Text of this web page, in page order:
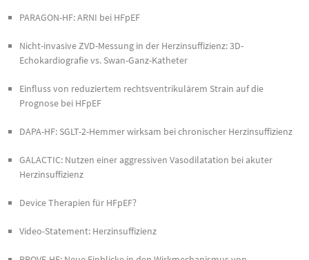
PARAGON-HF: ARNI bei HFpEF
Nicht-invasive ZVD-Messung in der Herzinsuffizienz: 3D-
Echokardiografie vs. Swan-Ganz-Katheter
Einfluss von reduziertem rechtsventrikulärem Strain auf die
Prognose bei HFpEF
DAPA-HF: SGLT-2-Hemmer wirksam bei chronischer Herzinsuffizienz
GALACTIC: Nutzen einer aggressiven Vasodilatation bei akuter
Herzinsuffizienz
Device Therapien für HFpEF?
Video-Statement: Herzinsuffizienz